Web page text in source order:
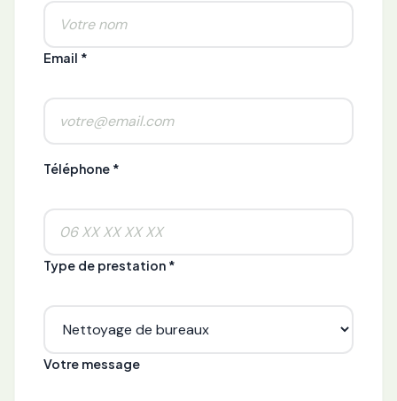
Email *
Téléphone *
Type de prestation *
Votre message